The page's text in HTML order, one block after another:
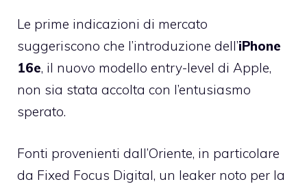
Le prime indicazioni di mercato
suggeriscono che l’introduzione dell’iPhone
16e, il nuovo modello entry-level di Apple,
non sia stata accolta con l’entusiasmo
sperato.
Fonti provenienti dall’Oriente, in particolare
da Fixed Focus Digital, un leaker noto per la